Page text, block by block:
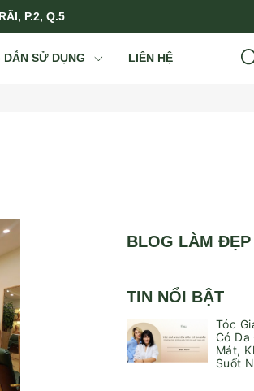
P.2, Q.5
DẪN SỬ DỤNG LIÊN HỆ
BLOG LÀM ĐẸP
TIN NỔI BẬT
Tóc
Có
Mát,
Suốt